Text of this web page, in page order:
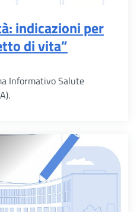
indicazioni per
di vita”
Informativo Salute